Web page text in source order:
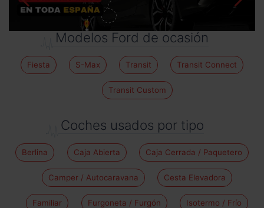
Modelos Ford de ocasión
Fiesta S-Max Transit Transit Connect
Transit Custom
Coches usados por tipo
Berlina Caja Abierta Caja Cerrada / Paquetero
Camper / Autocaravana Cesta Elevadora
Familiar Furgoneta / Furgón Isotermo / Frío